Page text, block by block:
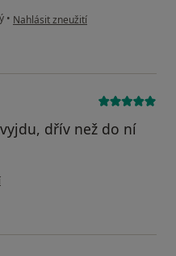
• podle názoru uživatele Helena
Nahlásit zneužití
dřív než do ní
Pacient